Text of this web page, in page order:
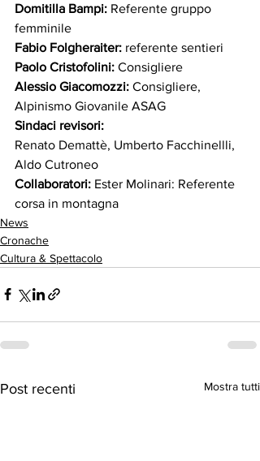
Domitilla Bampi: Referente gruppo
femminile
Fabio Folgheraiter: referente sentieri
Paolo Cristofolini: Consigliere
Alessio Giacomozzi: Consigliere,
Alpinismo Giovanile ASAG
Sindaci revisori:
Renato Demattè, Umberto Facchinellli,
Aldo Cutroneo
Collaboratori: Ester Molinari: Referente
corsa in montagna
News
Cronache
Cultura & Spettacolo
Post recenti Mostra tutti